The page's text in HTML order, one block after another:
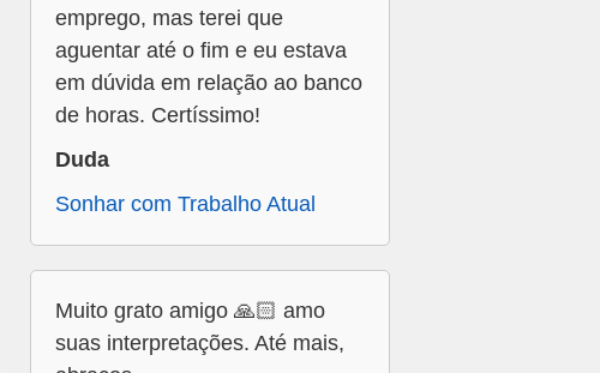
emprego, mas terei que
aguentar até o fim e eu estava
em dúvida em relação ao banco
de horas. Certíssimo!
Duda
Sonhar com Trabalho Atual
Muito grato amigo 🙏🏻 amo
suas interpretações. Até mais,